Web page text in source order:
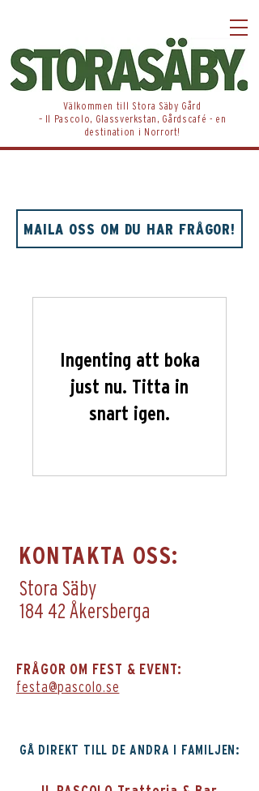
​Välkommen till Stora Säby Gård
– Il Pascolo, Glassverkstan, Gårdscafé - en
destination i Norrort!
MAILA OSS OM DU HAR FRÅGOR!
Ingenting att boka
just nu. Titta in
snart igen.
KONTAKTA OSS:
Stora Säby
184 42 Åkersberga
FRÅGOR OM FEST & EVENT:
festa@pascolo.se
GÅ DIREKT TILL DE ANDRA I FAMILJEN: